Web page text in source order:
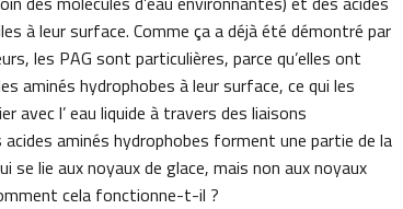
à leur surface. Comme ça a déjà été démontré par
les PAG sont particulières, parce qu’elles ont
aminés hydrophobes à leur surface, ce qui les
avec l’ eau liquide à travers des liaisons
acides aminés hydrophobes forment une partie de la
se lie aux noyaux de glace, mais non aux noyaux
cela fonctionne-t-il ?